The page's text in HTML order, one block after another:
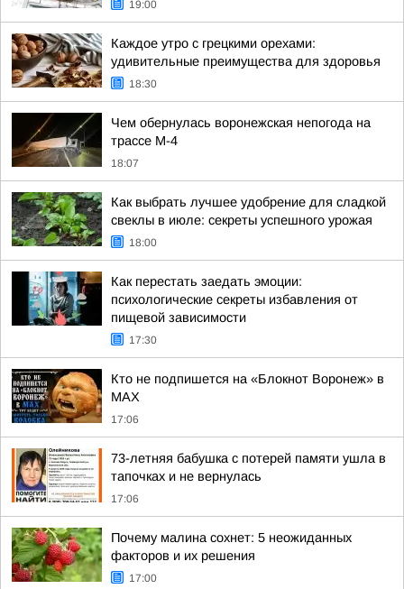
19:00
Каждое утро с грецкими орехами:
удивительные преимущества для здоровья
18:30
Чем обернулась воронежская непогода на
трассе М-4
18:07
Как выбрать лучшее удобрение для сладкой
свеклы в июле: секреты успешного урожая
18:00
Как перестать заедать эмоции:
психологические секреты избавления от
пищевой зависимости
17:30
Кто не подпишется на «Блокнот Воронеж» в
МАХ
17:06
73-летняя бабушка с потерей памяти ушла в
тапочках и не вернулась
17:06
Почему малина сохнет: 5 неожиданных
факторов и их решения
17:00